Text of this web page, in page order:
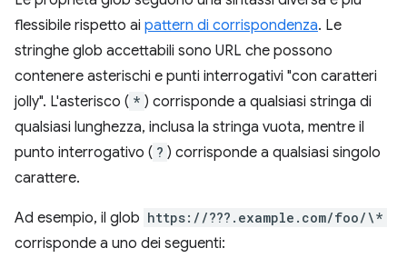
flessibile rispetto ai pattern di corrispondenza. Le
stringhe glob accettabili sono URL che possono
contenere asterischi e punti interrogativi "con caratteri
jolly". L'asterisco ( * ) corrisponde a qualsiasi stringa di
qualsiasi lunghezza, inclusa la stringa vuota, mentre il
punto interrogativo ( ? ) corrisponde a qualsiasi singolo
carattere.
Ad esempio, il glob https://???.example.com/foo/\*
corrisponde a uno dei seguenti: